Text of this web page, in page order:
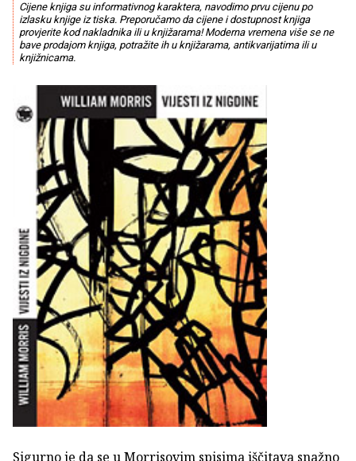
Cijene knjiga su informativnog karaktera, navodimo prvu cijenu po
izlasku knjige iz tiska. Preporučamo da cijene i dostupnost knjiga
provjerite kod nakladnika ili u knjižarama! Moderna vremena više se ne
bave prodajom knjiga, potražite ih u knjižarama, antikvarijatima ili u
knjižnicama.
Sigurno je da se u Morrisovim spisima iščitava snažno